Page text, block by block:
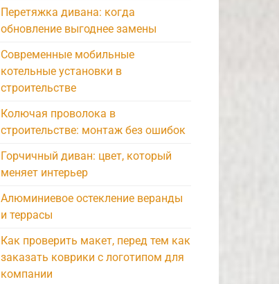
Перетяжка дивана: когда
обновление выгоднее замены
Современные мобильные
котельные установки в
строительстве
Колючая проволока в
строительстве: монтаж без ошибок
Горчичный диван: цвет, который
меняет интерьер
Алюминиевое остекление веранды
и террасы
Как проверить макет, перед тем как
заказать коврики с логотипом для
компании